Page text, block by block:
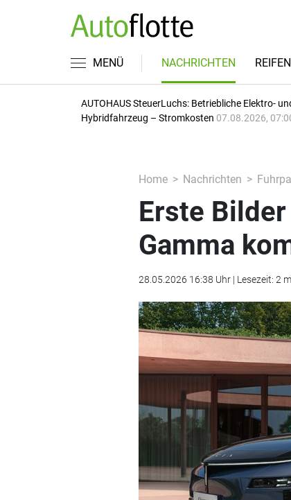
MENÜ NACHRICHTEN REIFEN
AUTOHAUS SteuerLuchs: Betriebliche Elektro-
Hybridfahrzeug – Stromkosten 07.08.2026,
Home Nachrichten
Erste
Gamma
28.05.2026 16:38 Uhr | Lesezeit: 2